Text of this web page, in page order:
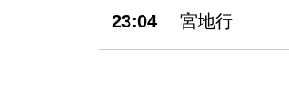
23:04 宮地行